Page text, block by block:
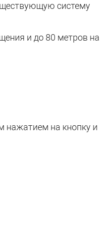
систему
и до 80 метров на
нажатием на кнопку и